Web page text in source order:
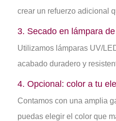
crear un refuerzo adicional
3. Secado en lámpara
Utilizamos lámparas UV/
acabado duradero y
4. Opcional: color a tu
Contamos con una amplia
puedas elegir el color que